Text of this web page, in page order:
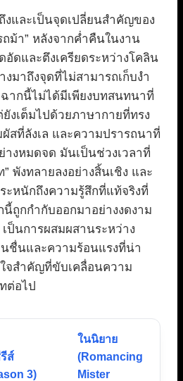
และเป็นจุดเปลี่ยนสำคัญของ
ถม้า” หลังจากค่ำคืนในงาน
อัดและตึงเครียดระหว่างโคลิน
งมาถึงจุดที่ไม่สามารถเก็บงำ
ากนี้ไม่ได้มีเพียงบทสนทนาที่
งเต็มไปด้วยภาษากายที่ทรง
สที่ลังเล และความปรารถนาที่
งหมดจด มันเป็นช่วงเวลาที่
พังทลายลงอย่างสิ้นเชิง และ
ะหนักถึงความรู้สึกที่แท้จริงที่
นี้ถูกกำกับออกมาอย่างงดงาม
ป็นการผสมผสานระหว่าง
ชื่นและความร้อนแรงที่น่า
จสำคัญที่ขับเคลื่อนความ
ต่อไป
ส์
3)
ในนิยาย
(Romancing
Mister